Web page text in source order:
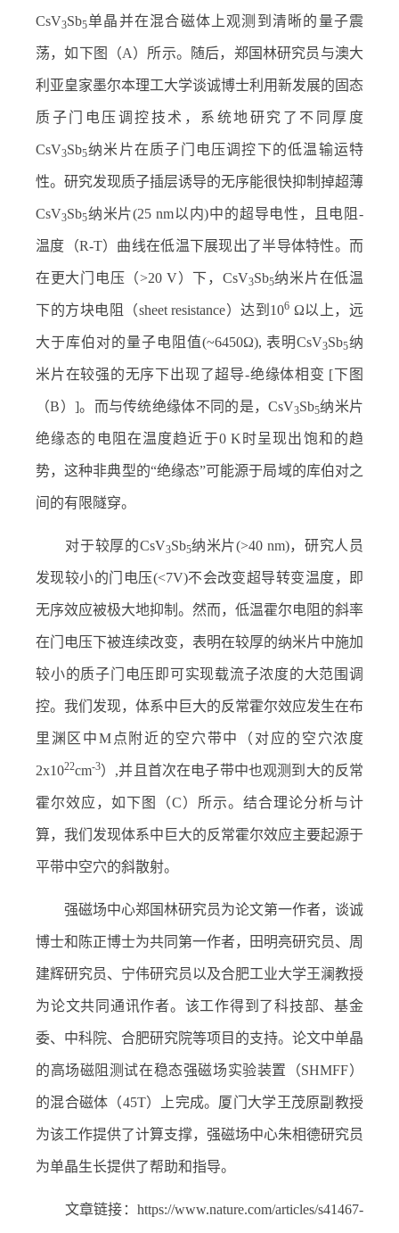
CsV3Sb5单晶并在混合磁体上观测到清晰的量子震
荡，如下图（A）所示。随后，郑国林研究员与澳大
利亚皇家墨尔本理工大学谈诚博士利用新发展的固态
质子门电压调控技术，系统地研究了不同厚度
CsV3Sb5纳米片在质子门电压调控下的低温输运特
性。研究发现质子插层诱导的无序能很快抑制掉超薄
CsV3Sb5纳米片(25 nm以内)中的超导电性，且电阻-
温度（R-T）曲线在低温下展现出了半导体特性。而
在更大门电压（>20 V）下， CsV3Sb5纳米片在低温
下的方块电阻（sheet resistance）达到106 Ω以上，远
大于库伯对的量子电阻值(~6450Ω), 表明CsV3Sb5纳
米片在较强的无序下出现了超导-绝缘体相变 [下图
（B） ]。而与传统绝缘体不同的是，CsV3Sb5纳米片
绝缘态的电阻在温度趋近于0 K 时呈现出饱和的趋
势，这种非典型的“绝缘态”可能源于局域的库伯对之
间的有限隧穿。
对于较厚的CsV3Sb5纳米片(>40 nm)，研究人员
发现较小的门电压(<7V)不会改变超导转变温度，即
无序效应被极大地抑制。然而，低温霍尔电阻的斜率
在门电压下被连续改变，表明在较厚的纳米片中施加
较小的质子门电压即可实现载流子浓度的大范围调
控。我们发现，体系中巨大的反常霍尔效应发生在布
里渊区中M点附近的空穴带中（对应的空穴浓度
2x1022cm-3） ,并且首次在电子带中也观测到大的反常
霍尔效应，如下图（C）所示。结合理论分析与计
算，我们发现体系中巨大的反常霍尔效应主要起源于
平带中空穴的斜散射。
强磁场中心郑国林研究员为论文第一作者，谈诚
博士和陈正博士为共同第一作者，田明亮研究员、周
建辉研究员、宁伟研究员以及合肥工业大学王澜教授
为论文共同通讯作者。该工作得到了科技部、基金
委、中科院、合肥研究院等项目的支持。论文中单晶
的高场磁阻测试在稳态强磁场实验装置（SHMFF）
的混合磁体（45T）上完成。厦门大学王茂原副教授
为该工作提供了计算支撑，强磁场中心朱相德研究员
为单晶生长提供了帮助和指导。
文章链接：https://www.nature.com/articles/s41467-